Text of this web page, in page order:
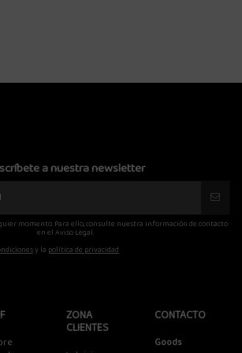
a nuestra newsletter
momento. Para ello, consulte nuestra información de contacto
en el Aviso Legal.
y la política de privacidad
ZONA
CLIENTES
CONTACTO
Goods